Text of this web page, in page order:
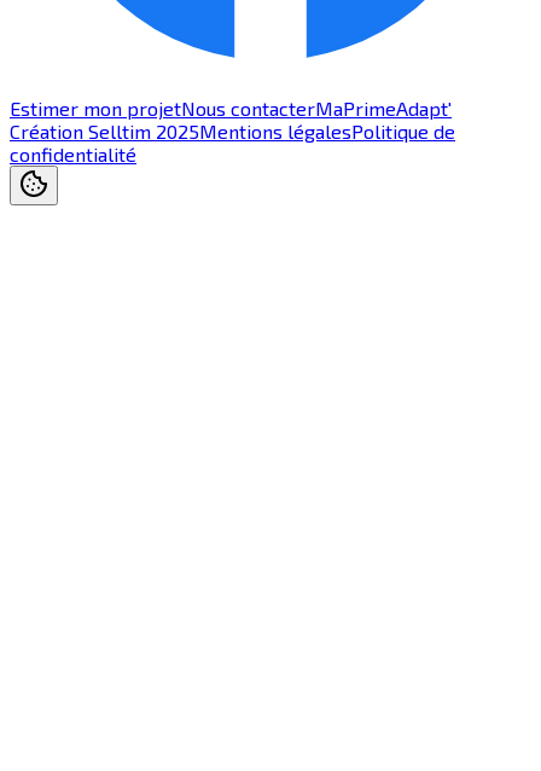
Estimer mon projetNous contacterMaPrimeAdapt'
Création Selltim 2025Mentions légalesPolitique de
confidentialité